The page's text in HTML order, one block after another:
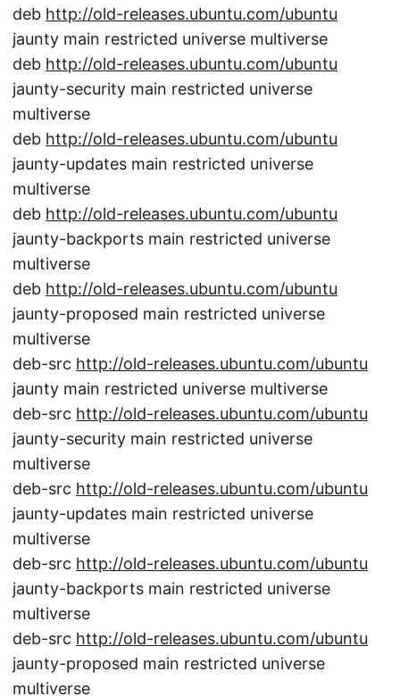
deb http://old-releases.ubuntu.com/ubuntu
jaunty main restricted universe multiverse
deb http://old-releases.ubuntu.com/ubuntu
jaunty-security main restricted universe
multiverse
deb http://old-releases.ubuntu.com/ubuntu
jaunty-updates main restricted universe
multiverse
deb http://old-releases.ubuntu.com/ubuntu
jaunty-backports main restricted universe
multiverse
deb http://old-releases.ubuntu.com/ubuntu
jaunty-proposed main restricted universe
multiverse
deb-src http://old-releases.ubuntu.com/ubuntu
jaunty main restricted universe multiverse
deb-src http://old-releases.ubuntu.com/ubuntu
jaunty-security main restricted universe
multiverse
deb-src http://old-releases.ubuntu.com/ubuntu
jaunty-updates main restricted universe
multiverse
deb-src http://old-releases.ubuntu.com/ubuntu
jaunty-backports main restricted universe
multiverse
deb-src http://old-releases.ubuntu.com/ubuntu
jaunty-proposed main restricted universe
multiverse